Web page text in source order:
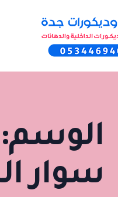
الوسم:
سوار